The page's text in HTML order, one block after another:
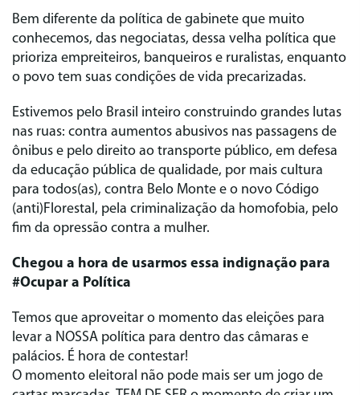
Bem diferente da política de gabinete que muito
conhecemos, das negociatas, dessa velha política que
prioriza empreiteiros, banqueiros e ruralistas, enquanto
o povo tem suas condições de vida precarizadas.
Estivemos pelo Brasil inteiro construindo grandes lutas
nas ruas: contra aumentos abusivos nas passagens de
ônibus e pelo direito ao transporte público, em defesa
da educação pública de qualidade, por mais cultura
para todos(as), contra Belo Monte e o novo Código
(anti)Florestal, pela criminalização da homofobia, pelo
fim da opressão contra a mulher.
Chegou a hora de usarmos essa indignação para
#Ocupar a Política
Temos que aproveitar o momento das eleições para
levar a NOSSA política para dentro das câmaras e
palácios. É hora de contestar!
O momento eleitoral não pode mais ser um jogo de